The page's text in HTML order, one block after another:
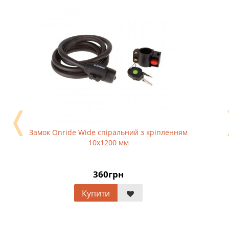
Замок Onride Wide спіральний з кріпленням
10x1200 мм
360грн
Купити
❬